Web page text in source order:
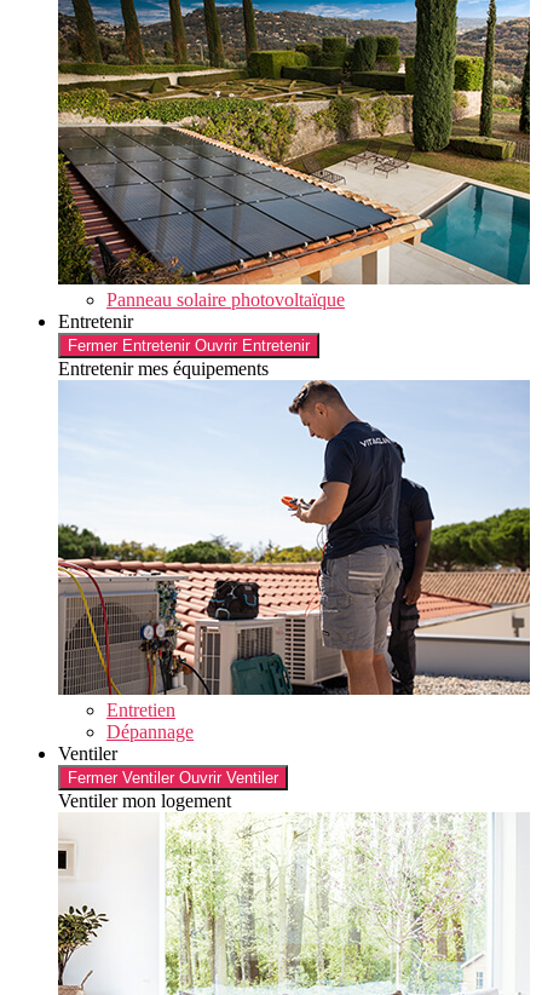
Panneau solaire photovoltaïque
Entretenir
Fermer Entretenir Ouvrir Entretenir
Entretenir mes équipements
Entretien
Dépannage
Ventiler
Fermer Ventiler Ouvrir Ventiler
Ventiler mon logement